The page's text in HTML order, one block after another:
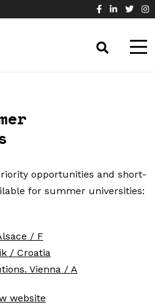
opportunities and short-
for summer universities:
/ F
/ Croatia
Vienna / A
website